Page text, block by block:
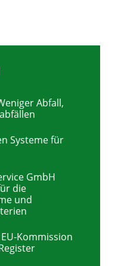
Abfall,
Systeme für
GmbH
die
und
Kommission